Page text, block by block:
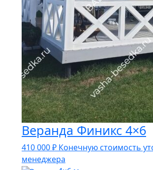
Веранда Финикс 4×6
410 000₽ Конечную стоимость
менеджера